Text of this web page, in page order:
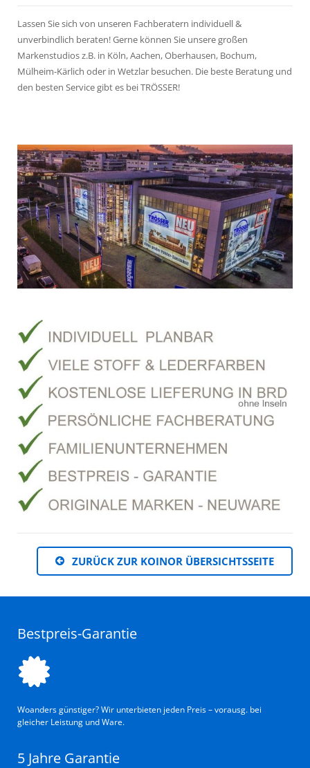
Lassen Sie sich von unseren Fachberatern individuell &
unverbindlich beraten! Gerne können Sie unsere großen
Markenstudios z.B. in Köln, Aachen, Oberhausen, Bochum,
Mülheim-Kärlich oder in Wetzlar besuchen. Die beste Beratung und
den besten Service gibt es bei TRÖSSER!
ZURÜCK ZUR KOINOR ÜBERSICHTSSEITE
Bestpreis-Garantie
Woanders günstiger? Wir unterbieten jeden Preis – vorausg. bei
gleicher Leistung und Ware.
5 Jahre Garantie